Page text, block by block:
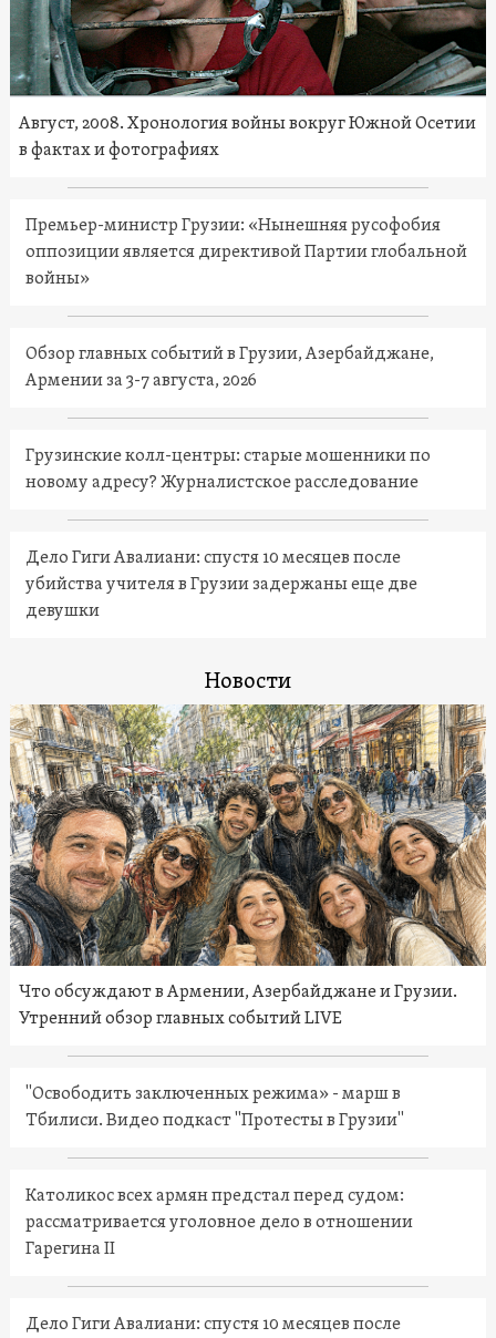
Август, 2008. Хронология войны вокруг Южной Осетии
в фактах и фотографиях
Премьер-министр Грузии: «Нынешняя русофобия
оппозиции является директивой Партии глобальной
войны»
Обзор главных событий в Грузии, Азербайджане,
Армении за 3-7 августа, 2026
Грузинские колл-центры: старые мошенники по
новому адресу? Журналистское расследование
Дело Гиги Авалиани: спустя 10 месяцев после
убийства учителя в Грузии задержаны еще две
девушки
Новости
Что обсуждают в Армении, Азербайджане и Грузии.
Утренний обзор главных событий LIVE
"Освободить заключенных режима» - марш в
Тбилиси. Видео подкаст "Протесты в Грузии"
Католикос всех армян предстал перед судом:
рассматривается уголовное дело в отношении
Гарегина II
Дело Гиги Авалиани: спустя 10 месяцев после